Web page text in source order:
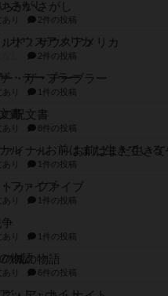
がいさがし
あり 2件の投稿
ド：サウスアメリカ
2件の投稿
・ザ・テーブラー
あり 1件の投稿
呪文書
あり 8件の投稿
イナル ～お前はまだ生きて
あり 1件の投稿
ゥ・ファイブ
あり 1件の投稿
争
あり 1件の投稿
城の物語
あり 6件の投稿